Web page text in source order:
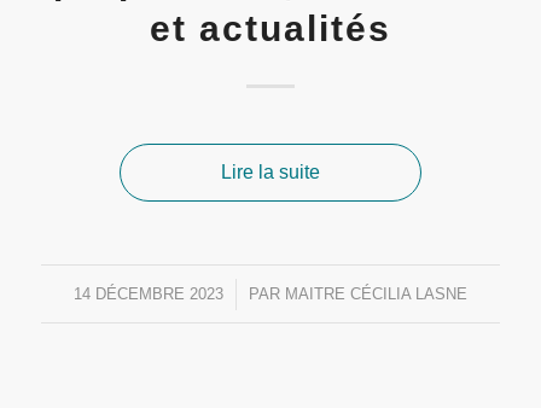
et actualités
Lire la suite
14 DÉCEMBRE 2023
/ PAR MAITRE CÉCILIA LASNE